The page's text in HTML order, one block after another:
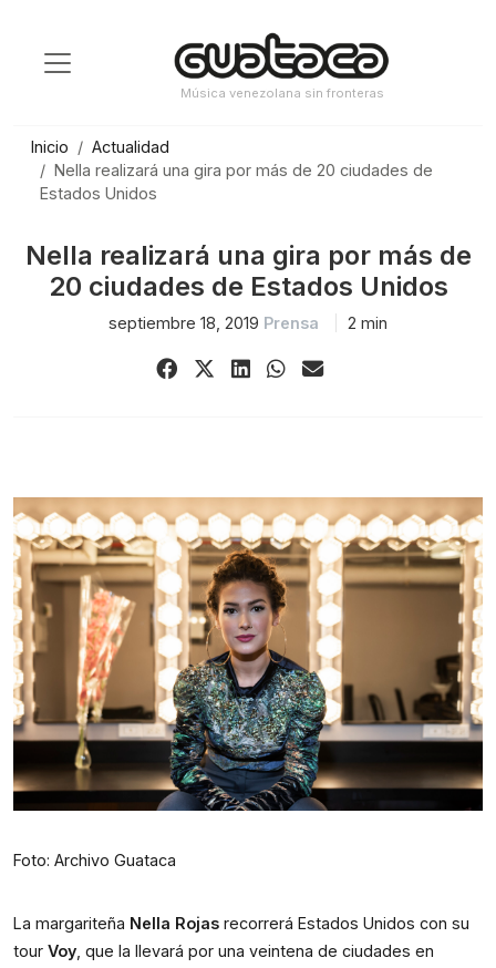
contenido
Música venezolana sin fronteras
Inicio
Actualidad
Nella realizará una gira por más de 20 ciudades de
Estados Unidos
Nella realizará una gira por más de
20 ciudades de Estados Unidos
septiembre 18, 2019 Prensa 2 min
Share Share ShareShareShare
Foto: Archivo Guataca
La margariteña Nella Rojas recorrerá Estados Unidos con su
tour Voy , que la llevará por una veintena de ciudades en